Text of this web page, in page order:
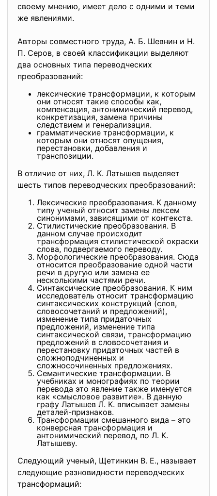
своему мнению, имеет дело с одними и теми
же явлениями.
Авторы совместного труда, А. Б. Шевнин и Н.
П. Серов, в своей классификации выделяют
два основных типа переводческих
преобразований:
лексические трансформации, к которым
они относят такие способы как,
компенсация, антонимический перевод,
конкретизация, замена причины
следствием и генерализация.
грамматические трансформации, к
которым они относят опущения,
перестановки, добавления и
транспозиции.
В отличие от них, Л. К. Латышев выделяет
шесть типов переводческих преобразований:
Лексические преобразования. К данному
типу ученый относит замены лексем
синонимами, зависящими от контекста.
Стилистические преобразования. В
данном случае происходит
трансформация стилистической окраски
слова, подвергаемого переводу.
Морфологические преобразования. Сюда
относится преобразование одной части
речи в другую или замена ее
несколькими частями речи.
Синтаксические преобразования. К ним
исследователь относит трансформацию
синтаксических конструкций (слов,
словосочетаний и предложений),
изменение типа придаточных
предложений, изменение типа
синтаксической связи, трансформацию
предложений в словосочетания и
перестановку придаточных частей в
сложноподчиненных и
сложносочиненных предложениях.
Семантические трансформации. В
учебниках и монографиях по теории
перевода это явление также именуется
как «смысловое развитие». В данную
графу Латышев Л. К. вписывает замены
деталей-признаков.
Трансформации смешанного вида – это
конверсная трансформация и
антонимический перевод, по Л. К.
Латышеву.
Следующий ученый, Щетинкин В. Е., называет
следующие разновидности переводческих
трансформаций: